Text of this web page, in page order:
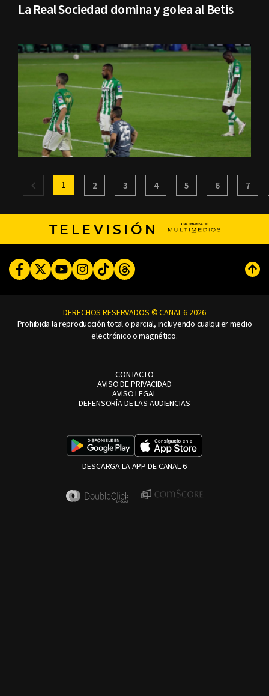
La Real Sociedad domina y golea al Betis
1 2 3 4 5 6 7
TELEVISIÓN
FacebookTwitterYoutubeInstagram
TikTokThreads
DERECHOS RESERVADOS © CANAL 6 2026
Prohibida la reproducción total o parcial, incluyendo cualquier medio
electrónico o magnético.
CONTACTO
AVISO DE PRIVACIDAD
AVISO LEGAL
DEFENSORÍA DE LAS AUDIENCIAS
DESCARGA LA APP DE CANAL 6